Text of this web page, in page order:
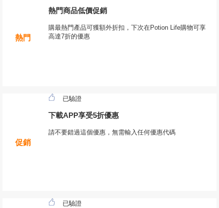
熱門
熱門商品低價促銷
購最熱門產品可獲額外折扣，下次在Potion Life購物可享
高達7折的優惠
促銷
已驗證
下載APP享受5折優惠
請不要錯過這個優惠，無需輸入任何優惠代碼
已驗證